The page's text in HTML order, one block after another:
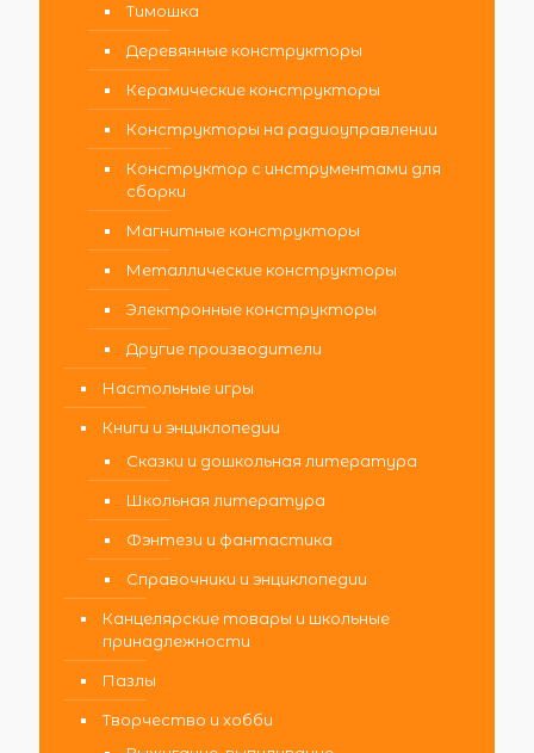
Тимошка
Деревянные конструкторы
Керамические конструкторы
Конструкторы на радиоуправлении
Конструктор с инструментами для
сборки
Магнитные конструкторы
Металлические конструкторы
Электронные конструкторы
Другие производители
Настольные игры
Книги и энциклопедии
Сказки и дошкольная литература
Школьная литература
Фэнтези и фантастика
Справочники и энциклопедии
Канцелярские товары и школьные
принадлежности
Пазлы
Творчество и хобби